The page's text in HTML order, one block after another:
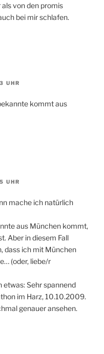
von den promis
bei mir schlafen.
UHR
kommt aus
UHR
mache ich natürlich
aus München kommt,
Aber in diesem Fall
dass ich mit München
(oder, liebe/r
Sehr spannend
im Harz, 10.10.2009.
genauer ansehen.